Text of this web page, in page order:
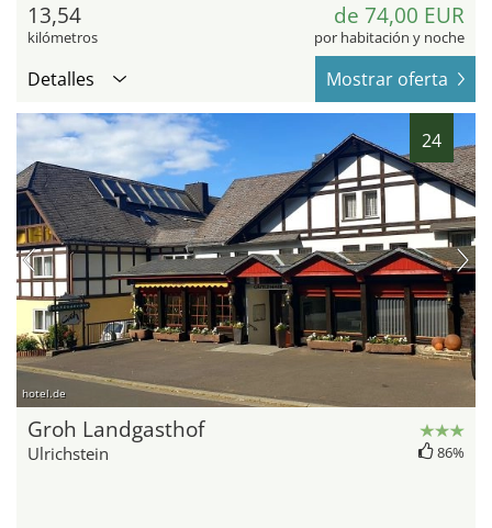
13,54
kilómetros
de 74,00 EUR
por habitación y noche
Detalles Mostrar oferta
24
hotel.de
Groh Landgasthof
Ulrichstein 86%